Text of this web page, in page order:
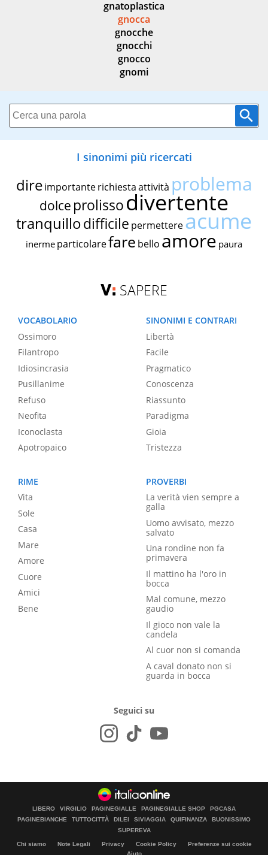
gnatoplastica
gnocca
gnocche
gnocchi
gnocco
gnomi
I sinonimi più ricercati
dire importante richiestaattività problema
dolce prolissodivertente
tranquillodifficile permettereacume
inerme particolarefare bello amore paura
SAPERE
VOCABOLARIO
Ossimoro
Filantropo
Idiosincrasia
Pusillanime
Refuso
Neofita
Iconoclasta
Apotropaico
SINONIMI E CONTRARI
Libertà
Facile
Pragmatico
Conoscenza
Riassunto
Paradigma
Gioia
Tristezza
RIME
Vita
Sole
Casa
Mare
Amore
Cuore
Amici
Bene
PROVERBI
La verità vien sempre a
galla
Uomo avvisato, mezzo
salvato
Una rondine non fa
primavera
Il mattino ha l'oro in
bocca
Mal comune, mezzo
gaudio
Il gioco non vale la
candela
Al cuor non si comanda
A caval donato non si
guarda in bocca
Seguici su
LIBERO VIRGILIO PAGINEGIALLE PAGINEGIALLE SHOP
PGCASA
PAGINEBIANCHE
TUTTOCITTÀ DILEI SIVIAGGIA QUIFINANZA
BUONISSIMO
SUPEREVA
Chi siamo Note Legali Privacy Cookie Policy
Preferenze sui cookie